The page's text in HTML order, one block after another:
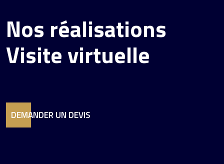
Nos réalisations
Visite virtuelle
DEMANDER UN DEVIS